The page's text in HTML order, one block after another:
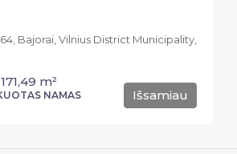
Bajorai, Vilnius District Municipality,
171,49 m²
NAMAS Išsamiau